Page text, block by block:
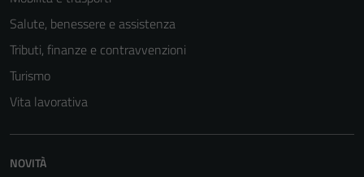
Salute, benessere e assistenza
Tributi, finanze e contravvenzioni
Turismo
Vita lavorativa
NOVITÀ